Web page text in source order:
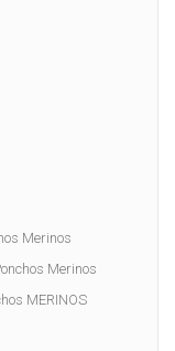
Merinos
Merinos
MERINOS